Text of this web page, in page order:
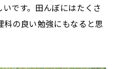
です。田んぼにはたくさ
の良い勉強にもなると思